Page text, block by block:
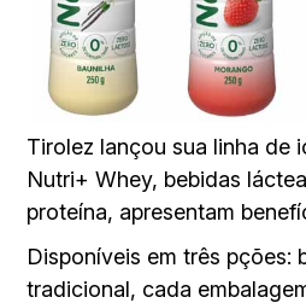
Tirolez lançou sua linha de
Nutri+ Whey, bebidas
proteína, apresentam
Disponíveis em três pções:
tradicional, cada